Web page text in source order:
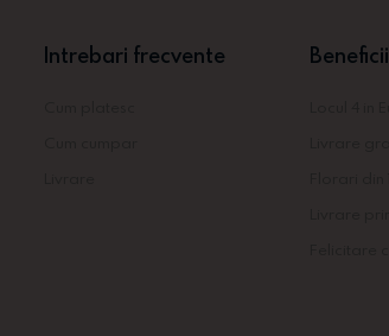
Intrebari frecvente Beneficii